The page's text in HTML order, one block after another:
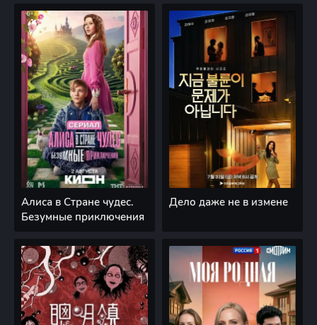
Алиса в Стране чудес.
Безумные приключения
Дело даже не в измене